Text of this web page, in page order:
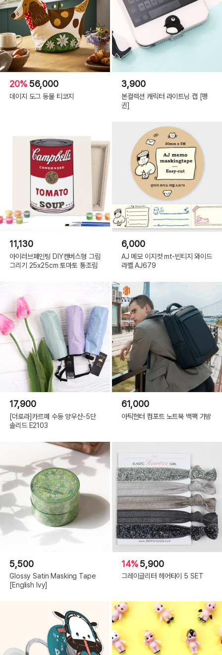
20% 56,000
데이지 도그 동물 티코지
3,900
본컬렉션 캐릭터 라이트닝 캡 [펭
귄]
11,130
아이러브페인팅 DIY캔버스형 그림
그리기 25x25cm 토마토 통조림
6,000
AJ 메모 이지컷 mt-빈티지 와이드
라벨 AJ679
17,900
[더로라]카르페 수동 양우산-5단
솔리드 E2103
61,000
아틱헌터 컴포트 노트북 백팩 가방
5,500
Glossy Satin Masking Tape
[English Ivy]
14%5,900
그레이글리터 헤어타이 5 SET